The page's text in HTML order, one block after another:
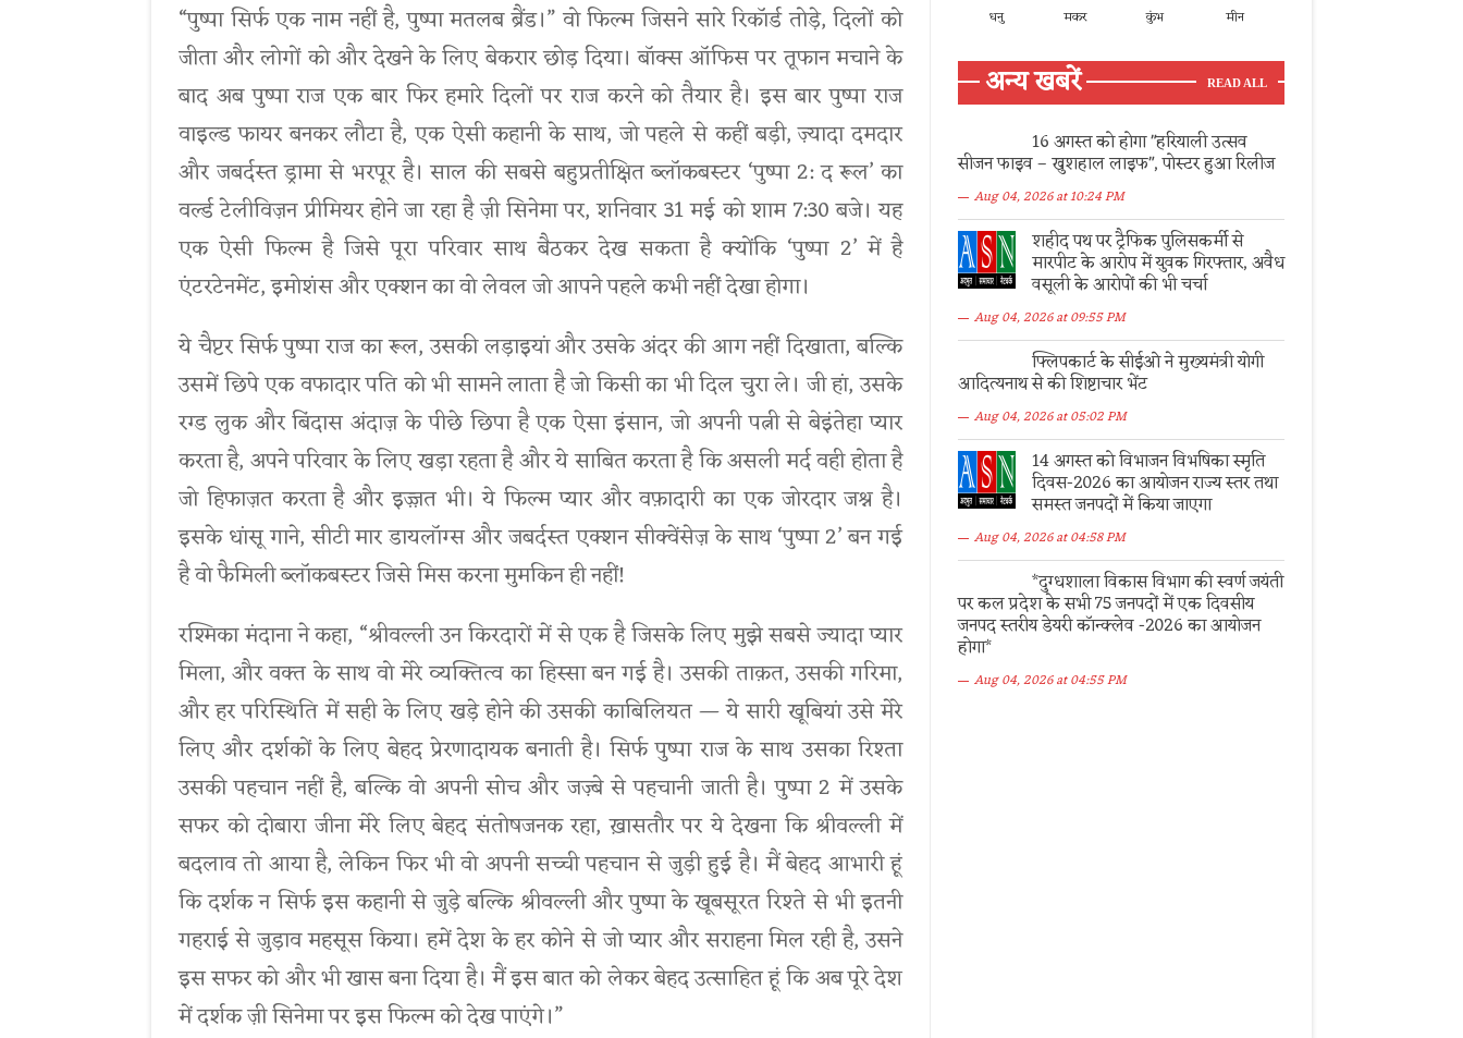
“पुष्पा सिर्फ एक नाम नहीं है, पुष्पा मतलब ब्रैंड।” वो फिल्म जिसने सारे रिकॉर्ड तोड़े, दिलों को
जीता और लोगों को और देखने के लिए बेकरार छोड़ दिया। बॉक्स ऑफिस पर तूफान मचाने के
बाद अब पुष्पा राज एक बार फिर हमारे दिलों पर राज करने को तैयार है। इस बार पुष्पा राज
वाइल्ड फायर बनकर लौटा है, एक ऐसी कहानी के साथ, जो पहले से कहीं बड़ी, ज़्यादा दमदार
और जबर्दस्त ड्रामा से भरपूर है। साल की सबसे बहुप्रतीक्षित ब्लॉकबस्टर ‘पुष्पा 2: द रूल’ का
वर्ल्ड टेलीविज़न प्रीमियर होने जा रहा है ज़ी सिनेमा पर, शनिवार 31 मई को शाम 7:30 बजे। यह
एक ऐसी फिल्म है जिसे पूरा परिवार साथ बैठकर देख सकता है क्योंकि ‘पुष्पा 2’ में है
एंटरटेनमेंट, इमोशंस और एक्शन का वो लेवल जो आपने पहले कभी नहीं देखा होगा।
ये चैप्टर सिर्फ पुष्पा राज का रूल, उसकी लड़ाइयां और उसके अंदर की आग नहीं दिखाता, बल्कि
उसमें छिपे एक वफादार पति को भी सामने लाता है जो किसी का भी दिल चुरा ले। जी हां, उसके
रग्ड लुक और बिंदास अंदाज़ के पीछे छिपा है एक ऐसा इंसान, जो अपनी पत्नी से बेइंतेहा प्यार
करता है, अपने परिवार के लिए खड़ा रहता है और ये साबित करता है कि असली मर्द वही होता है
जो हिफाज़त करता है और इज़्ज़त भी। ये फिल्म प्यार और वफ़ादारी का एक जोरदार जश्न है।
इसके धांसू गाने, सीटी मार डायलॉग्स और जबर्दस्त एक्शन सीक्वेंसेज़ के साथ ‘पुष्पा 2’ बन गई
है वो फैमिली ब्लॉकबस्टर जिसे मिस करना मुमकिन ही नहीं!
रश्मिका मंदाना ने कहा,‌ “श्रीवल्ली उन किरदारों में से एक है जिसके लिए मुझे सबसे ज्यादा प्यार
मिला, और वक्त के साथ वो मेरे व्यक्तित्व का हिस्सा बन गई है। उसकी ताक़त, उसकी गरिमा,
और हर परिस्थिति में सही के लिए खड़े होने की उसकी काबिलियत — ये सारी खूबियां उसे मेरे
लिए और दर्शकों के लिए बेहद प्रेरणादायक बनाती है। सिर्फ पुष्पा राज के साथ उसका रिश्ता
उसकी पहचान नहीं है, बल्कि वो अपनी सोच और जज़्बे से पहचानी जाती है। पुष्पा 2 में उसके
सफर को दोबारा जीना मेरे लिए बेहद संतोषजनक रहा, ख़ासतौर पर ये देखना कि श्रीवल्ली में
बदलाव तो आया है, लेकिन फिर भी वो अपनी सच्ची पहचान से जुड़ी हुई है। मैं बेहद आभारी हूं
कि दर्शक न सिर्फ इस कहानी से जुड़े बल्कि श्रीवल्ली और पुष्पा के खूबसूरत रिश्ते से भी इतनी
गहराई से जुड़ाव महसूस किया। हमें देश के हर कोने से जो प्यार और सराहना मिल रही है, उसने
इस सफर को और भी खास बना दिया है। मैं इस बात को लेकर बेहद उत्साहित हूं कि अब पूरे देश
में दर्शक ज़ी सिनेमा पर इस फिल्म को देख पाएंगे।”
धनु मकर कुंभ मीन
अन्य खबरें READ ALL
16 अगस्त को होगा "हरियाली उत्सव
सीजन फाइव – खुशहाल लाइफ", पोस्टर हुआ रिलीज
Aug 04, 2026 at 10:24 PM
शहीद पथ पर ट्रैफिक पुलिसकर्मी से
मारपीट के आरोप में युवक गिरफ्तार, अवैध
वसूली के आरोपों की भी चर्चा
Aug 04, 2026 at 09:55 PM
फ्लिपकार्ट के सीईओ ने मुख्यमंत्री योगी
आदित्यनाथ से की शिष्टाचार भेंट
Aug 04, 2026 at 05:02 PM
14 अगस्त को विभाजन विभषिका स्मृति
दिवस-2026 का आयोजन राज्य स्तर तथा
समस्त जनपदों में किया जाएगा
Aug 04, 2026 at 04:58 PM
*दुग्धशाला विकास विभाग की स्वर्ण जयंती
पर कल प्रदेश के सभी 75 जनपदों में एक दिवसीय
जनपद स्तरीय डेयरी कॉन्क्लेव -2026 का आयोजन
होगा*
Aug 04, 2026 at 04:55 PM